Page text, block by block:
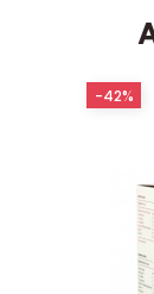
-42%